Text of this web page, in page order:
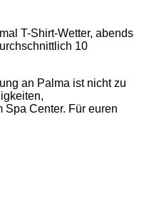
T-Shirt-Wetter, abends
10
an Palma ist nicht zu
Center. Für euren